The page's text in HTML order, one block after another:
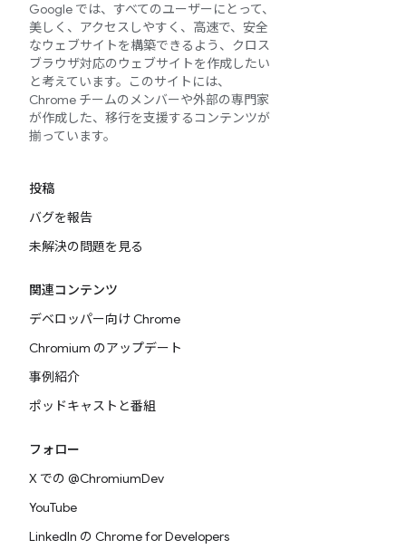
Google では、すべてのユーザーにとって、
美しく、アクセスしやすく、高速で、安全
なウェブサイトを構築できるよう、クロス
ブラウザ対応のウェブサイトを作成したい
と考えています。このサイトには、
Chrome チームのメンバーや外部の専門家
が作成した、移行を支援するコンテンツが
揃っています。
投稿
バグを報告
未解決の問題を見る
関連コンテンツ
デベロッパー向け Chrome
Chromium のアップデート
事例紹介
ポッドキャストと番組
フォロー
X での @ChromiumDev
YouTube
LinkedIn の Chrome for Developers